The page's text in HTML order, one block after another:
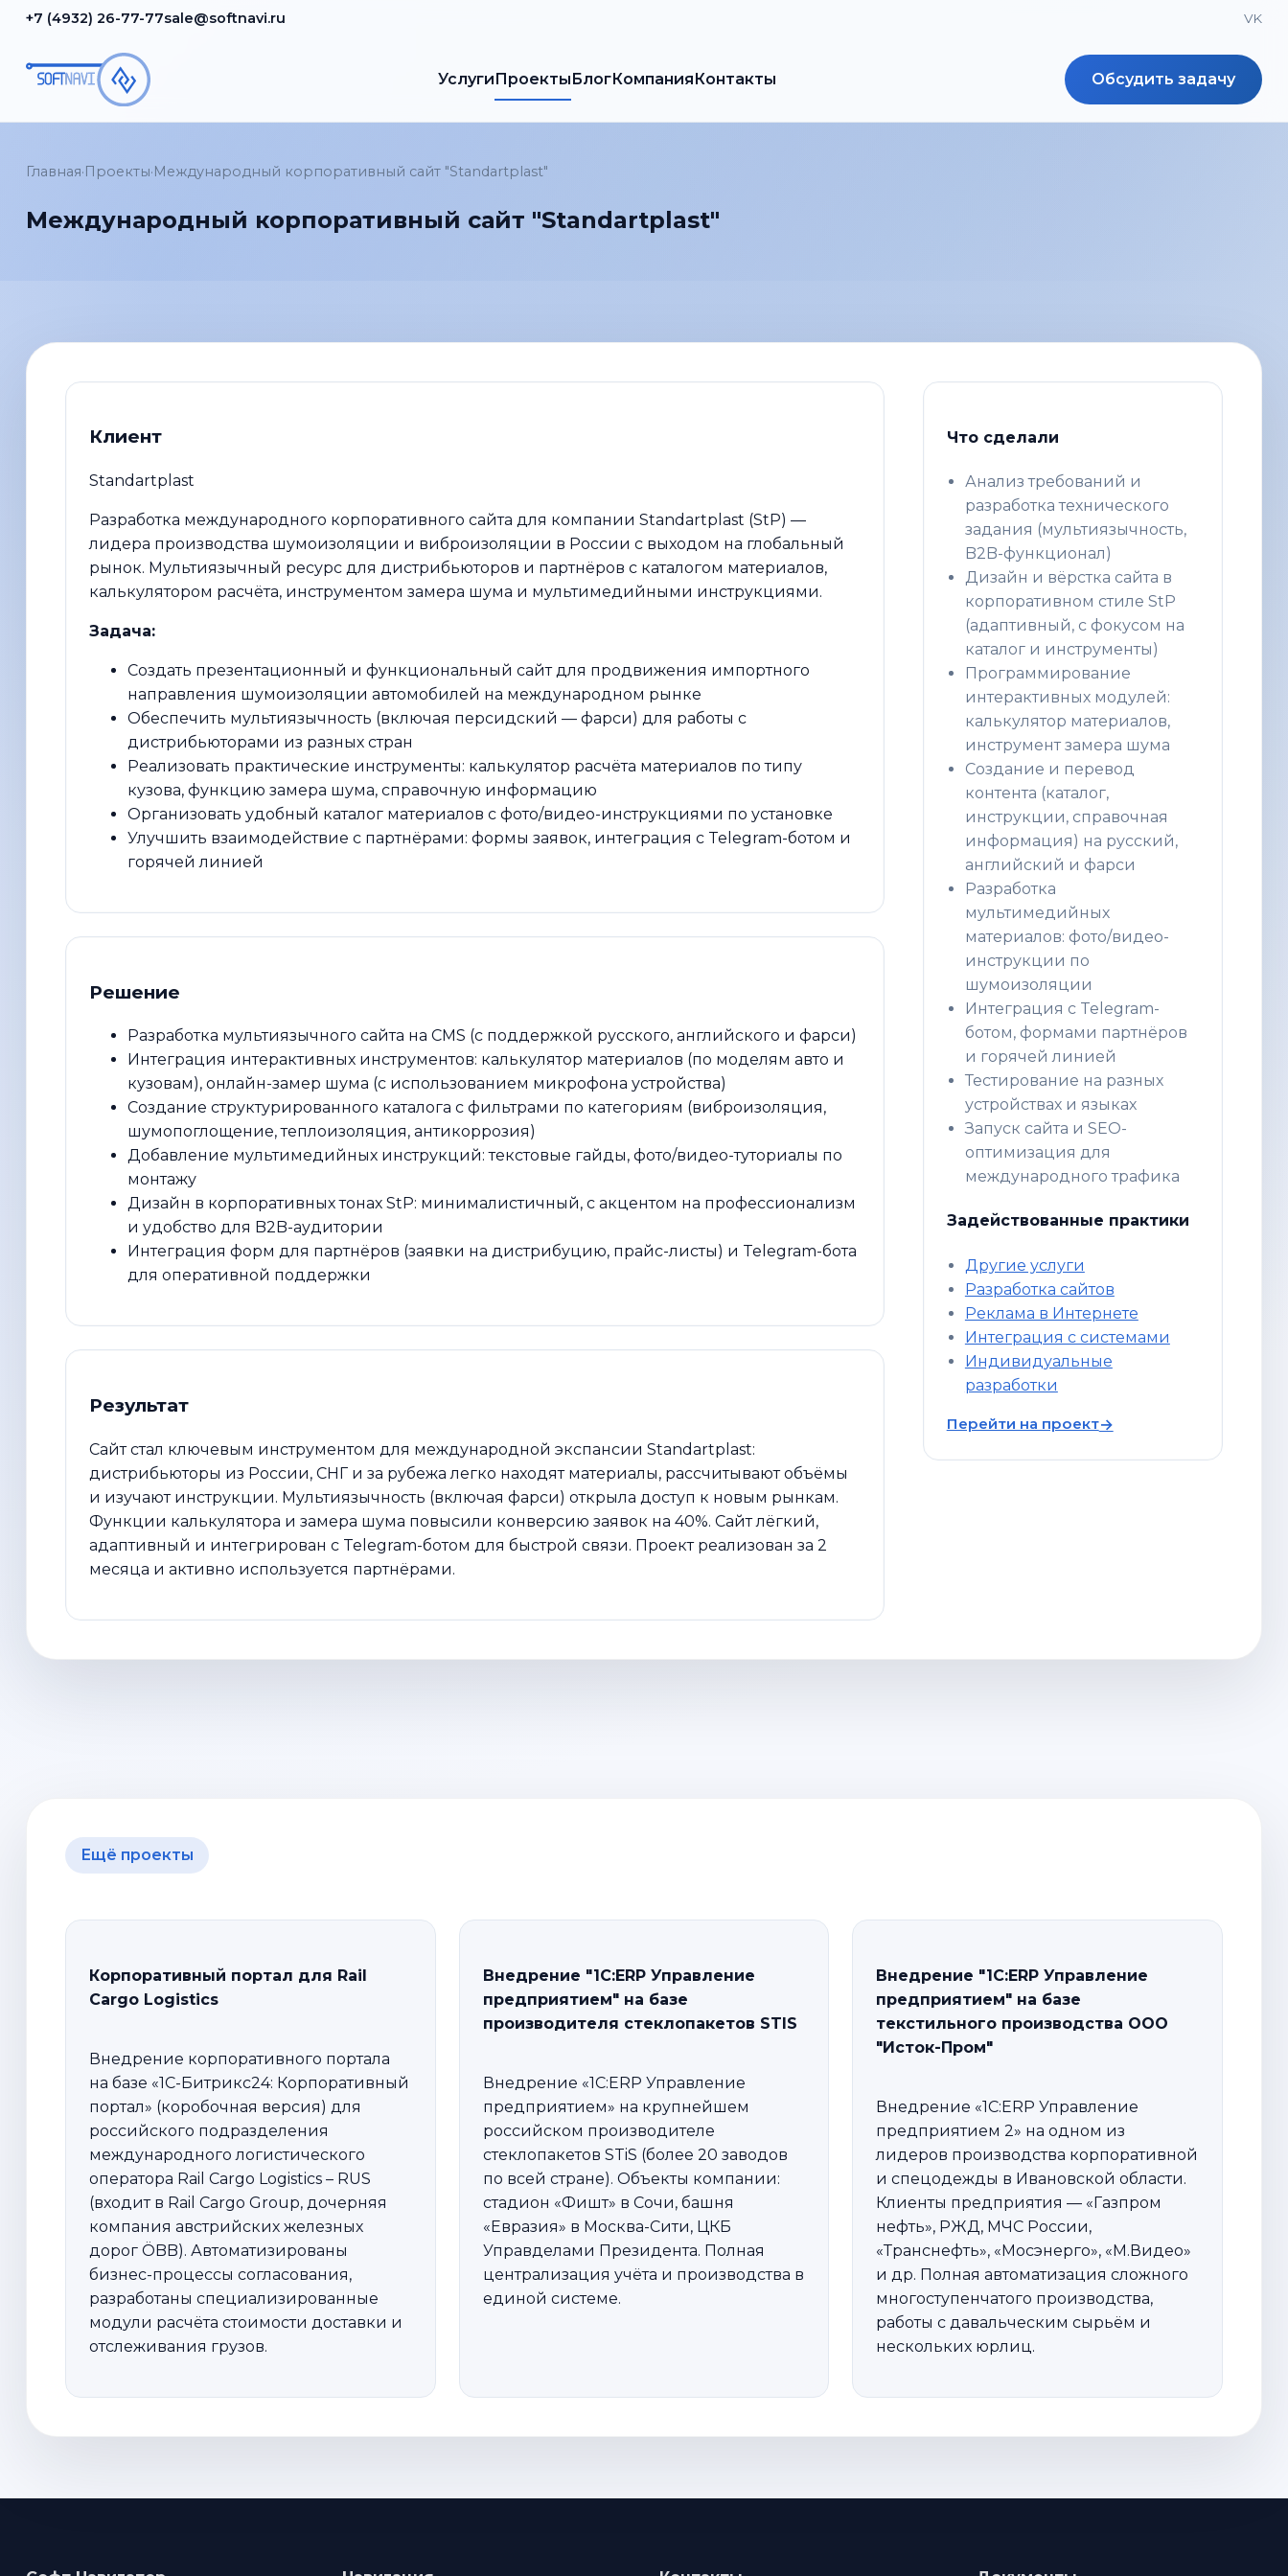
+7 (4932) 26-77-77sale@softnavi.ru VK
Услуги Проекты Блог Компания Контакты Обсудить задачу
Главная·Проекты·Международный корпоративный сайт "Standartplast"
Международный корпоративный сайт "Standartplast"
Клиент
Standartplast
Разработка международного корпоративного сайта для компании Standartplast (StP) —
лидера производства шумоизоляции и виброизоляции в России с выходом на глобальный
рынок. Мультиязычный ресурс для дистрибьюторов и партнёров с каталогом материалов,
калькулятором расчёта, инструментом замера шума и мультимедийными инструкциями.
Задача:
Создать презентационный и функциональный сайт для продвижения импортного
направления шумоизоляции автомобилей на международном рынке
Обеспечить мультиязычность (включая персидский — фарси) для работы с
дистрибьюторами из разных стран
Реализовать практические инструменты: калькулятор расчёта материалов по типу
кузова, функцию замера шума, справочную информацию
Организовать удобный каталог материалов с фото/видео-инструкциями по установке
Улучшить взаимодействие с партнёрами: формы заявок, интеграция с Telegram-ботом и
горячей линией
Решение
Разработка мультиязычного сайта на CMS (с поддержкой русского, английского и фарси)
Интеграция интерактивных инструментов: калькулятор материалов (по моделям авто и
кузовам), онлайн-замер шума (с использованием микрофона устройства)
Создание структурированного каталога с фильтрами по категориям (виброизоляция,
шумопоглощение, теплоизоляция, антикоррозия)
Добавление мультимедийных инструкций: текстовые гайды, фото/видео-туториалы по
монтажу
Дизайн в корпоративных тонах StP: минималистичный, с акцентом на профессионализм
и удобство для B2B-аудитории
Интеграция форм для партнёров (заявки на дистрибуцию, прайс-листы) и Telegram-бота
для оперативной поддержки
Результат
Сайт стал ключевым инструментом для международной экспансии Standartplast:
дистрибьюторы из России, СНГ и за рубежа легко находят материалы, рассчитывают объёмы
и изучают инструкции. Мультиязычность (включая фарси) открыла доступ к новым рынкам.
Функции калькулятора и замера шума повысили конверсию заявок на 40%. Сайт лёгкий,
адаптивный и интегрирован с Telegram-ботом для быстрой связи. Проект реализован за 2
месяца и активно используется партнёрами.
Что сделали
Анализ требований и
разработка технического
задания (мультиязычность,
B2B-функционал)
Дизайн и вёрстка сайта в
корпоративном стиле StP
(адаптивный, с фокусом на
каталог и инструменты)
Программирование
интерактивных модулей:
калькулятор материалов,
инструмент замера шума
Создание и перевод
контента (каталог,
инструкции, справочная
информация) на русский,
английский и фарси
Разработка
мультимедийных
материалов: фото/видео-
инструкции по
шумоизоляции
Интеграция с Telegram-
ботом, формами партнёров
и горячей линией
Тестирование на разных
устройствах и языках
Запуск сайта и SEO-
оптимизация для
международного трафика
Задействованные практики
Другие услуги
Разработка сайтов
Реклама в Интернете
Интеграция с системами
Индивидуальные
разработки
Перейти на проект
Ещё проекты
Корпоративный портал для Rail
Cargo Logistics
Внедрение корпоративного портала
на базе «1С-Битрикс24: Корпоративный
портал» (коробочная версия) для
российского подразделения
международного логистического
оператора Rail Cargo Logistics – RUS
(входит в Rail Cargo Group, дочерняя
компания австрийских железных
дорог ÖBB). Автоматизированы
бизнес-процессы согласования,
разработаны специализированные
модули расчёта стоимости доставки и
отслеживания грузов.
Внедрение "1С:ERP Управление
предприятием" на базе
производителя стеклопакетов STIS
Внедрение «1С:ERP Управление
предприятием» на крупнейшем
российском производителе
стеклопакетов STiS (более 20 заводов
по всей стране). Объекты компании:
стадион «Фишт» в Сочи, башня
«Евразия» в Москва-Сити, ЦКБ
Управделами Президента. Полная
централизация учёта и производства в
единой системе.
Внедрение "1С:ERP Управление
предприятием" на базе
текстильного производства ООО
"Исток-Пром"
Внедрение «1С:ERP Управление
предприятием 2» на одном из
лидеров производства корпоративной
и спецодежды в Ивановской области.
Клиенты предприятия — «Газпром
нефть», РЖД, МЧС России,
«Транснефть», «Мосэнерго», «М.Видео»
и др. Полная автоматизация сложного
многоступенчатого производства,
работы с давальческим сырьём и
нескольких юрлиц.